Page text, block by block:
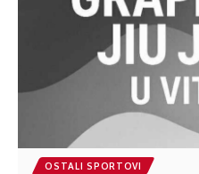
OSTALI SPORTOVI